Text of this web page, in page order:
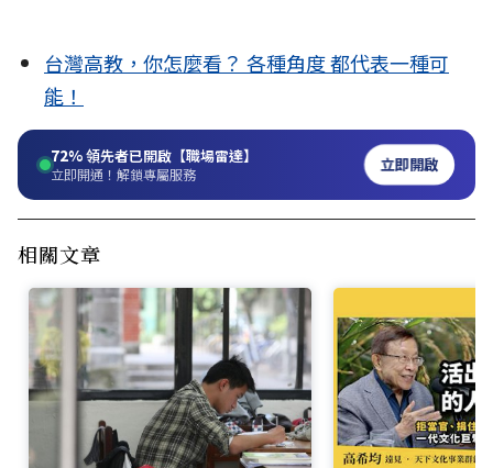
台灣高教，你怎麼看？ 各種角度 都代表一種可
能！
72%領先者已開啟【職場雷達】
立即開通！解鎖專屬服務 立即開啟
相關文章